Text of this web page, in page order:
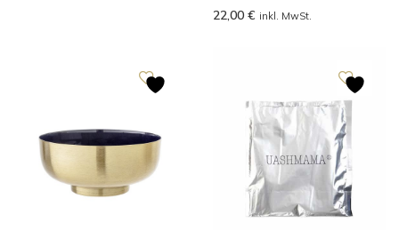
22,00 € inkl. MwSt.